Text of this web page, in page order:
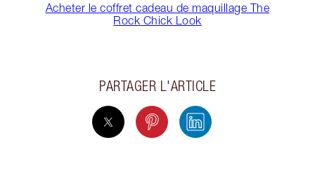
Acheter le coffret cadeau de maquillage The
Rock Chick Look
PARTAGER L'ARTICLE